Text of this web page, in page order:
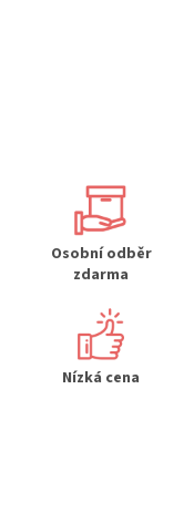
Osobní odběr
zdarma
Nízká cena